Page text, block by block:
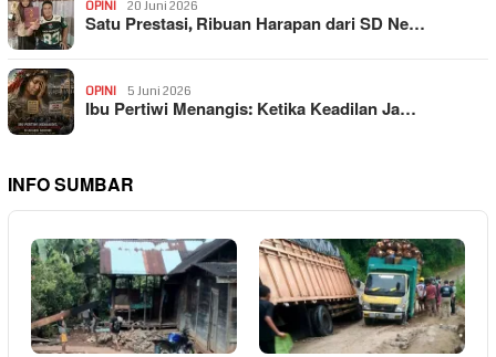
OPINI 20 Juni 2026
Satu Prestasi, Ribuan Harapan dari SD Ne…
OPINI 5 Juni 2026
Ibu Pertiwi Menangis: Ketika Keadilan Ja…
INFO SUMBAR